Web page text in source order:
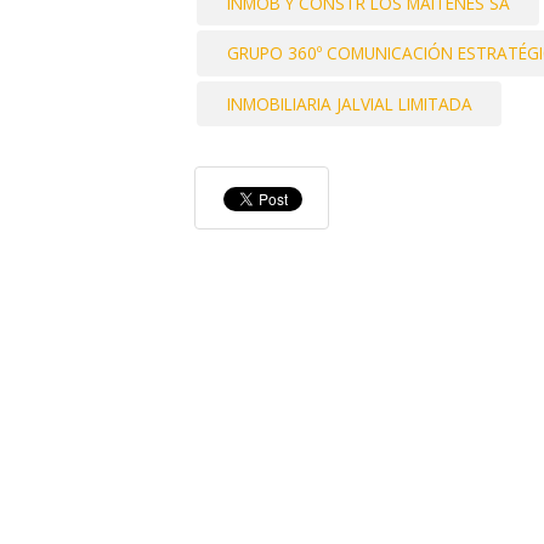
GRUPO 360º COMUNICACIÓN
INMOBILIARIA JALVIAL LIMITADA